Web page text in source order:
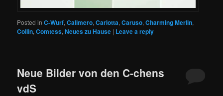
Posted in C-Wurf,Calimero,Carlotta,Caruso,Charming Merlin,
Collin,Comtess,Neues zu Hause | Leave a reply
Neue Bilder von den C-chens
vdS